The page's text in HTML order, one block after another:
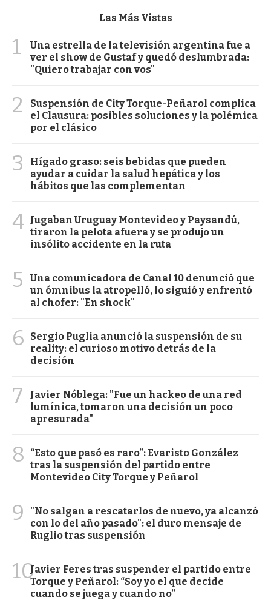
Las Más Vistas
1
Una estrella de la televisión argentina fue a
ver el show de Gustaf y quedó deslumbrada:
"Quiero trabajar con vos"
2
Suspensión de City Torque-Peñarol complica
el Clausura: posibles soluciones y la polémica
por el clásico
3
Hígado graso: seis bebidas que pueden
ayudar a cuidar la salud hepática y los
hábitos que las complementan
4 Jugaban Uruguay Montevideo y Paysandú,
tiraron la pelota afuera y se produjo un
insólito accidente en la ruta
5
Una comunicadora de Canal 10 denunció que
un ómnibus la atropelló, lo siguió y enfrentó
al chofer: "En shock"
6
Sergio Puglia anunció la suspensión de su
reality: el curioso motivo detrás de la
decisión
7
Javier Nóblega: "Fue un hackeo de una red
lumínica, tomaron una decisión un poco
apresurada"
8
“Esto que pasó es raro”: Evaristo González
tras la suspensión del partido entre
Montevideo City Torque y Peñarol
9
"No salgan a rescatarlos de nuevo, ya alcanzó
con lo del año pasado": el duro mensaje de
Ruglio tras suspensión
10Javier Feres tras suspender el partido entre
Torque y Peñarol: “Soy yo el que decide
cuando se juega y cuando no”